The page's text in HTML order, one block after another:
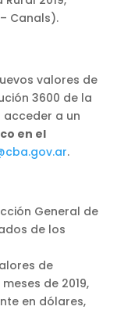
Canals).
valores de
3600 de la
acceder a un
en el
.
General de
de los
de
de 2019,
en dólares,